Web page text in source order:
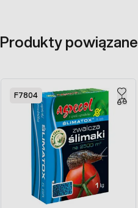
Produkty powiązane
F7804